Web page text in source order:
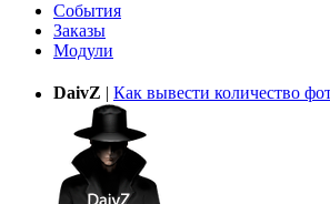
События
Заказы
Модули
DaivZ Как вывести количество